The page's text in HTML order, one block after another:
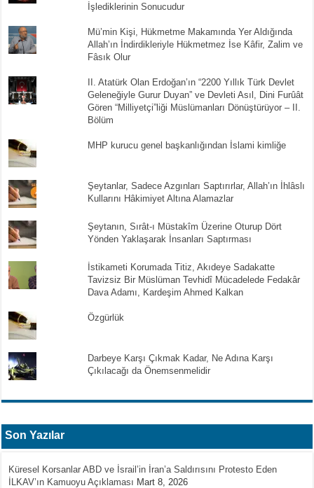
İşlediklerinin Sonucudur
Mü’min Kişi, Hükmetme Makamında Yer Aldığında
Allah’ın İndirdikleriyle Hükmetmez İse Kâfir, Zalim ve
Fâsık Olur
II. Atatürk Olan Erdoğan’ın “2200 Yıllık Türk Devlet
Geleneğiyle Gurur Duyan” ve Devleti Asıl, Dini Furûât
Gören “Milliyetçi”liği Müslümanları Dönüştürüyor – II.
Bölüm
MHP kurucu genel başkanlığından İslami kimliğe
Şeytanlar, Sadece Azgınları Saptırırlar, Allah’ın İhlâslı
Kullarını Hâkimiyet Altına Alamazlar
Şeytanın, Sırât-ı Müstakîm Üzerine Oturup Dört
Yönden Yaklaşarak İnsanları Saptırması
İstikameti Korumada Titiz, Akıdeye Sadakatte
Tavizsiz Bir Müslüman Tevhidî Mücadelede Fedakâr
Dava Adamı, Kardeşim Ahmed Kalkan
Özgürlük
Darbeye Karşı Çıkmak Kadar, Ne Adına Karşı
Çıkılacağı da Önemsenmelidir
Son Yazılar
Küresel Korsanlar ABD ve İsrail’in İran’a Saldırısını Protesto Eden
İLKAV’ın Kamuoyu Açıklaması Mart 8, 2026